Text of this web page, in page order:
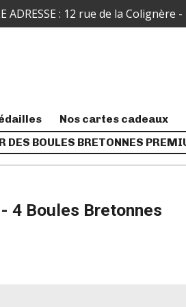
ADRESSE : 12 rue de la Colignère
Nos cartes cadeaux
DES BOULES BRETONNES
4 Boules Bretonnes